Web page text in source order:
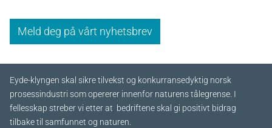
Meld deg på vårt nyhetsbrev
Eyde-klyngen skal sikre tilvekst og konkurransedyktig norsk
prosessindustri som opererer innenfor naturens tålegrense. I
fellesskap streber vi etter at bedriftene skal gi positivt bidrag
tilbake til samfunnet og naturen.